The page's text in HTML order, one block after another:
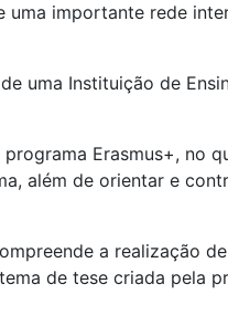
importante rede
uma Instituição de
Erasmus+, no
além de orientar e
a realização
de tese criada pela